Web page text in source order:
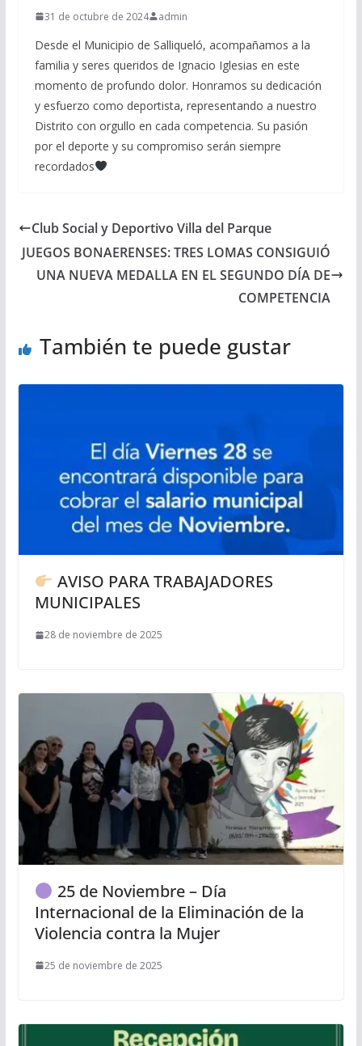
31 de octubre de 2024 admin
Desde el Municipio de Salliqueló, acompañamos a la
familia y seres queridos de Ignacio Iglesias en este
momento de profundo dolor. Honramos su dedicación
y esfuerzo como deportista, representando a nuestro
Distrito con orgullo en cada competencia. Su pasión
por el deporte y su compromiso serán siempre
recordados
Club Social y Deportivo Villa del Parque
JUEGOS BONAERENSES: TRES LOMAS CONSIGUIÓ
UNA NUEVA MEDALLA EN EL SEGUNDO DÍA DE
COMPETENCIA
También te puede gustar
AVISO PARA TRABAJADORES
MUNICIPALES
28 de noviembre de 2025
25 de Noviembre – Día
Internacional de la Eliminación de la
Violencia contra la Mujer
25 de noviembre de 2025